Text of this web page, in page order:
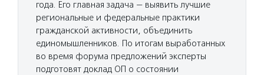
года. Его главная задача — выявить лучшие
региональные и федеральные практики
гражданской активности, объединить
единомышленников. По итогам выработанных
во время форума предложений эксперты
подготовят доклад ОП о состоянии